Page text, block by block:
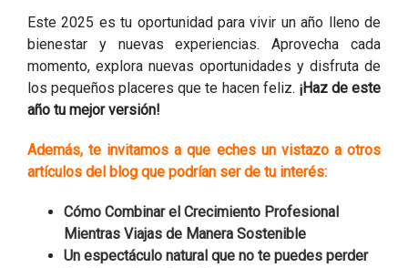
Este 2025 es tu oportunidad para vivir un año lleno de
bienestar y nuevas experiencias. Aprovecha cada
momento, explora nuevas oportunidades y disfruta de
los pequeños placeres que te hacen feliz. ¡Haz de este
año tu mejor versión!
Además, te invitamos a que eches un vistazo a otros
artículos del blog que podrían ser de tu interés:
Cómo Combinar el Crecimiento Profesional
Mientras Viajas de Manera Sostenible
Un espectáculo natural que no te puedes perder